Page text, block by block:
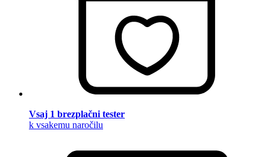
Vsaj 1 brezplačni tester
k vsakemu naročilu